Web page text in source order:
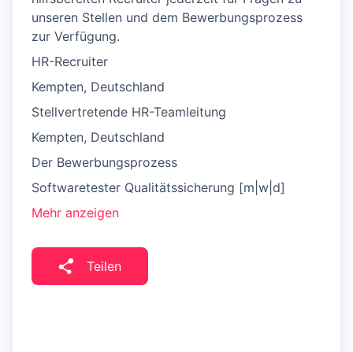
unseren Stellen und dem Bewerbungsprozess
zur Verfügung.
HR-Recruiter
Kempten, Deutschland
Stellvertretende HR-Teamleitung
Kempten, Deutschland
Der Bewerbungsprozess
Softwaretester Qualitätssicherung [m|w|d]
Mehr anzeigen
Teilen